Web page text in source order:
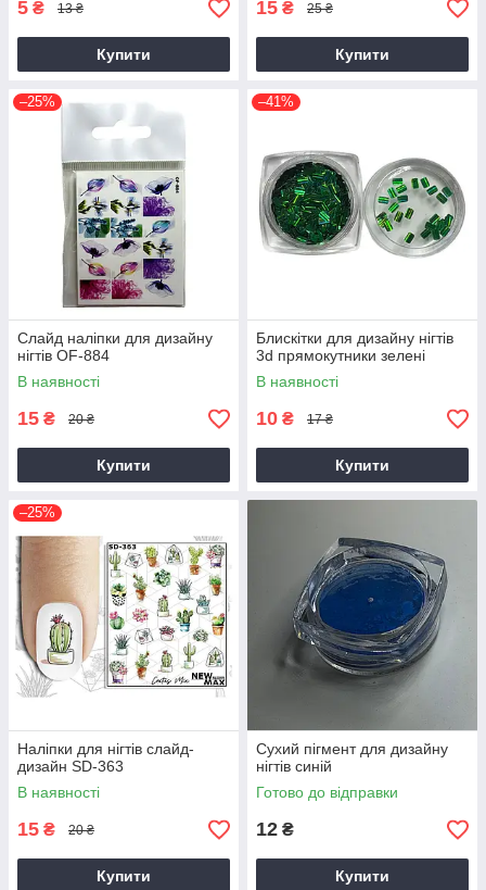
5 ₴ 13 ₴
Купити
15 ₴ 25 ₴
Купити
–25%
Слайд наліпки для дизайну
нігтів OF-884
В наявності
15 ₴ 20 ₴
Купити
–41%
Блискітки для дизайну нігтів
3d прямокутники зелені
В наявності
10 ₴ 17 ₴
Купити
–25%
Наліпки для нігтів слайд-
дизайн SD-363
В наявності
15 ₴ 20 ₴
Купити
Сухий пігмент для дизайну
нігтів синій
Готово до відправки
12 ₴
Купити